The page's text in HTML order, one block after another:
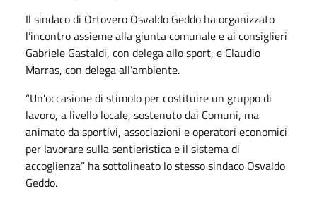
Il sindaco di Ortovero Osvaldo Geddo ha organizzato
l’incontro assieme alla giunta comunale e ai consiglieri
Gabriele Gastaldi, con delega allo sport, e Claudio
Marras, con delega all’ambiente.
“Un’occasione di stimolo per costituire un gruppo di
lavoro, a livello locale, sostenuto dai Comuni, ma
animato da sportivi, associazioni e operatori economici
per lavorare sulla sentieristica e il sistema di
accoglienza” ha sottolineato lo stesso sindaco Osvaldo
Geddo.